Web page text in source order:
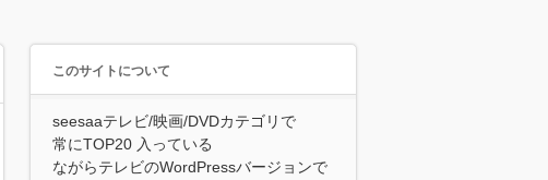
このサイトについて
seesaaテレビ/映画/DVDカテゴリで
常にTOP20 入っている
ながらテレビのWordPressバージョンで